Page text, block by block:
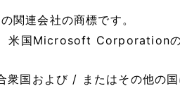
連会社の商標です。
国Microsoft Corporationの
国および / またはその他の